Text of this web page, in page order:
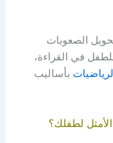
الصعوبات
في القراءة،
بأساليب
الأمثل لطفلك؟